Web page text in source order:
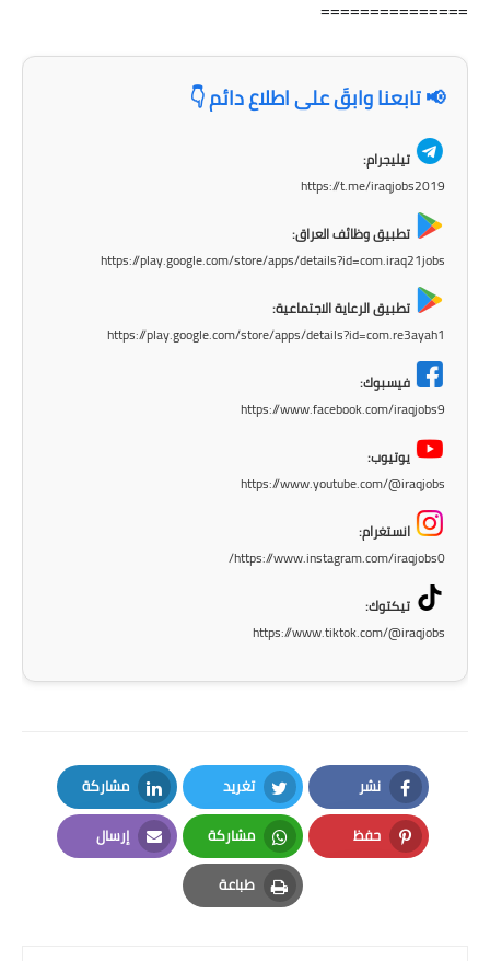
===============
📢 تابعنا وابقَ على اطلاع دائم 👇
تيليجرام:
https://t.me/iraqjobs2019
تطبيق وظائف العراق:
https://play.google.com/store/apps/details?id=com.iraq21jobs
تطبيق الرعاية الاجتماعية:
https://play.google.com/store/apps/details?id=com.re3ayah1
فيسبوك:
https://www.facebook.com/iraqjobs9
يوتيوب:
https://www.youtube.com/@iraqjobs
انستغرام:
https://www.instagram.com/iraqjobs0/
تيكتوك:
https://www.tiktok.com/@iraqjobs
نشر
Facebook
تغريد
Twitter
مشاركة
LinkedIn
حفظ
Pinterest
مشاركة
Whatsapp
إرسال
Email
طباعة
Print